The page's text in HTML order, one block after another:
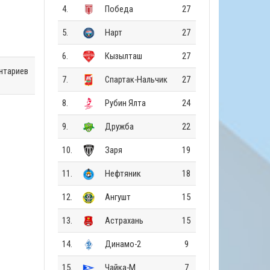
4. Победа 27
5. Нарт 27
6. Кызылташ 27
7. Спартак-Нальчик 27
8. Рубин Ялта 24
9. Дружба 22
10. Заря 19
11. Нефтяник 18
12. Ангушт 15
13. Астрахань 15
14. Динамо-2 9
15. Чайка-М 7